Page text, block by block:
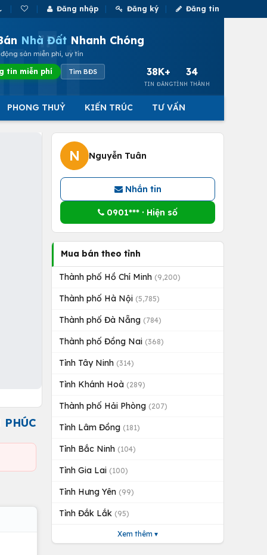
Đăng nhập Đăng ký Đăng tin
Nhà Đất Nhanh Chóng
sản miễn phí, uy tín
tin miễn phí Tìm BĐS 38K+
TIN ĐĂNG
34
TỈNH THÀNH
PHONG THUỶ KIẾN TRÚC TƯ VẤN
N Nguyễn Tuân
Nhắn tin
0901*** · Hiện số
Mua bán theo tỉnh
Thành phố Hồ Chí Minh (9,200)
Thành phố Hà Nội (5,785)
Thành phố Đà Nẵng (784)
Thành phố Đồng Nai (368)
Tỉnh Tây Ninh (314)
Tỉnh Khánh Hoà (289)
Thành phố Hải Phòng (207)
Tỉnh Lâm Đồng (181)
Tỉnh Bắc Ninh (104)
Tỉnh Gia Lai (100)
Tỉnh Hưng Yên (99)
Tỉnh Đắk Lắk (95)
Xem thêm ▾